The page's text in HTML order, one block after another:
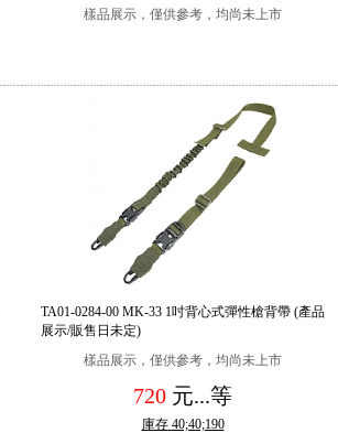
樣品展示，僅供參考，均尚未上市
TA01-0284-00 MK-33 1吋背心式彈性槍背帶 (產品
展示/販售日未定)
樣品展示，僅供參考，均尚未上市
720 元...等
庫存 40;40;190